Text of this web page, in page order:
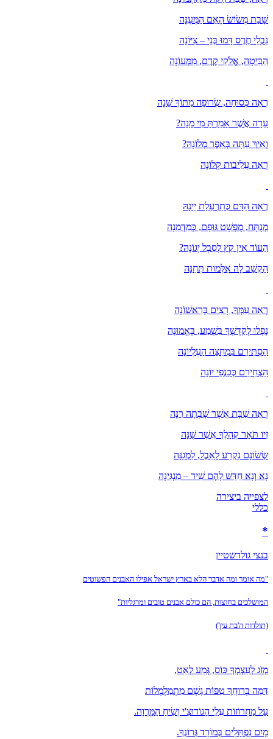
שָׁבַת מְשׂוֹשׂ הָאֵם הַמְּעֻנָּה
נִבְלֵי חֶרֶס דָּמוּ בְּנֵי – צִיּוֹנָה
הַבִּיטָה, אֱלֹקֵי קֶדֶם, מִמְּעוֹנָה
רְאֵה כְּסוּחָה, שְׂרוּפָה מִתּוֹךְ שֵׁנָה
עֵדָה אֲשֶׁר אָמַרְתָּ מִי מָנָה?
וְאֵיךְ עַתָּה בְּאֵפֶר מְלוֹנָהּ?
רְאֵה עֲלִיבוּת קְלוֹנָהּ
רְאֵה הַדָּם כְּתַרְעֵלַת יֵינָהּ
מְנֻתָּח, מֻפְשָׁט גּוּפָם, כְּמַדְמֵנָה
הַעוֹד אֵין קֵץ לְסֵבֶל יְגוֹנָהּ?
הַקְשֵׁב לָהּ אִלְּמוּת תְּחִנָּה
רְאֵה עַמְּךָ, רָצִים בָּרִאשׁוֹנָה
נָפְלוּ לְקַדֶּשְׁךָ בִּשְׁמַע, בֶּאֱמוּנָה
הַסְתִּירֵם בִּמְחִצָּה הָעֶלְיוֹנָה
הַצְחִירֵם כְּכַנְפֵי יוֹנָה
רְאֵה שַׁבָּת אֲשֶׁר שָׁבְתָה רִנָּה
זִיו תֹּאַר קְהָלֶךָ אֲשֶׁר שֻׁנָּה
שְׂשׂוֹנָם נִקְרַע לָאֵבֶל, לִמְגִנָּה
נָא וְנָא חַדֵּשׁ לָהֶם שִׁיר – מַנְגִּינָה
לצפייה ביצירה
כללי
*
בנצי גולדשטיין
"מה אומר ומה אדבר הלא בארץ ישראל אפילו האבנים הפשוטים
המושלכים בחוצות, הם כולם אבנים טובים ומרגליות"
(תולדות ה'בת עין')
מְזֹג לְעַצְמְךָ כּוֹס, גְּמַע לְאַט,
דַּמֵּה בְּרוּחֲךָ טִפּוֹת גֶּשֶׁם מִתְמַלְמְלוֹת
עַל מַחְרוֹזוֹת עֲלֵי הַגּוֹדוּצִ'י וְשִׂיחַ הַמַּרְוָה.
מַיִם נִפְתָּלִים בְּמוֹרַד גְּרוֹנְךָ.